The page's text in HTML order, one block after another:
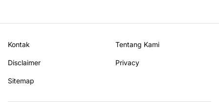
Kontak Tentang Kami
Disclaimer Privacy
Sitemap